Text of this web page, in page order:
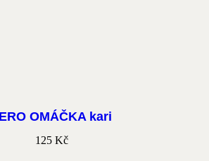
OMÁČKA kari
125 Kč